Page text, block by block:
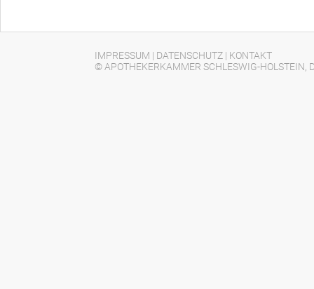
IMPRESSUM | DATENSCHUTZ | KONTAKT
© APOTHEKERKAMMER SCHLESWIG-HOLSTEIN,